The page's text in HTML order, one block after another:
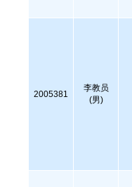
2005381
李教员
(男)